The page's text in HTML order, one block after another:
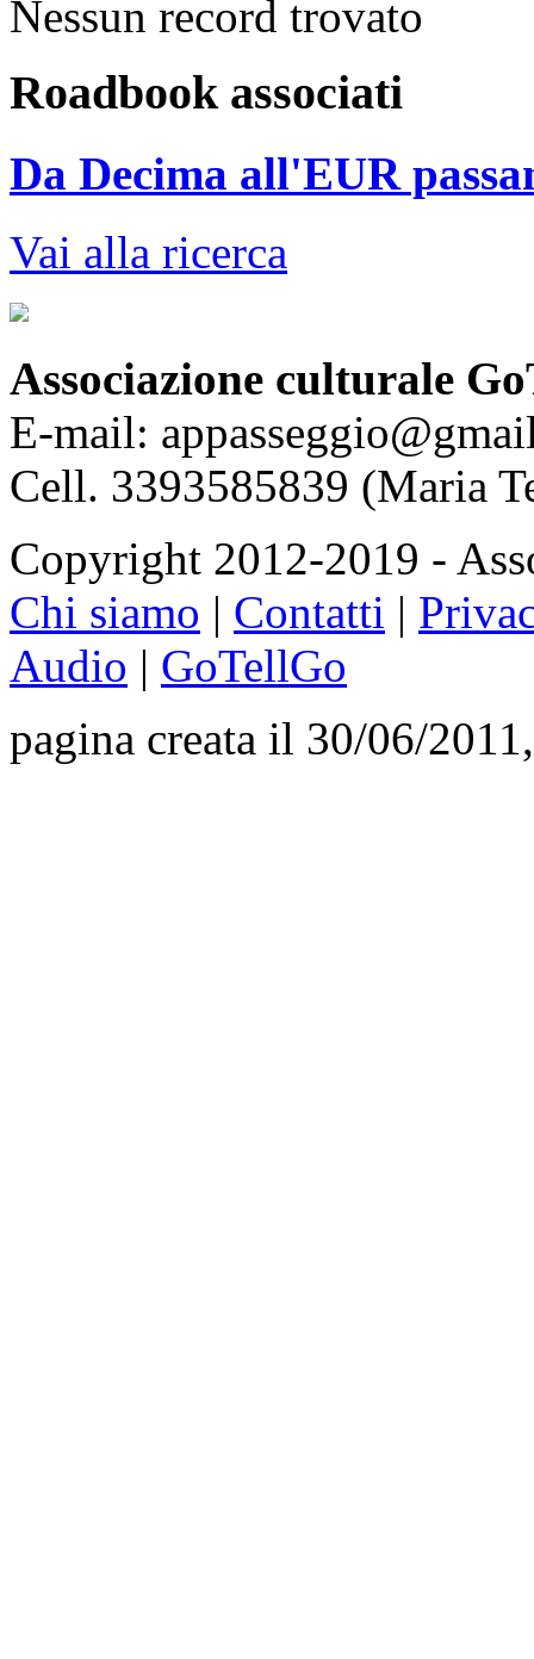
Nessun record trovato
Roadbook associati
Da Decima all'EUR
Vai alla ricerca
Associazione culturale
E-mail:
Cell. 3393585839 (Maria
Copyright 2012-2019 -
Chi siamo | Contatti |
Audio | GoTellGo
pagina creata il 30/06/